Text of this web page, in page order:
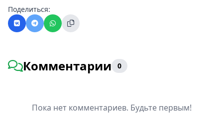
Поделиться:
Комментарии 0
Пока нет комментариев. Будьте первым!